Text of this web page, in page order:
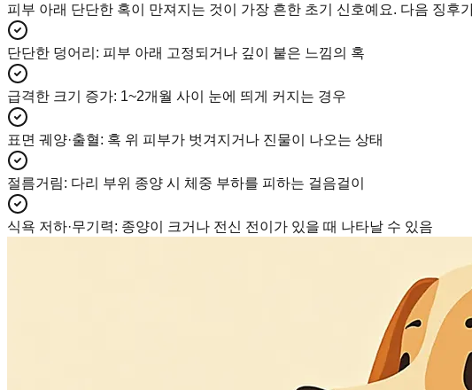
피부 아래 단단한 혹이 만져지는 것이 가장 흔한 초기 신호예요. 다음 징후
단단한 덩어리 : 피부 아래 고정되거나 깊이 붙은 느낌의 혹
급격한 크기 증가: 1~2개월 사이 눈에 띄게 커지는 경우
표면 궤양·출혈: 혹 위 피부가 벗겨지거나 진물이 나오는 상태
절름거림: 다리 부위 종양 시 체중 부하를 피하는 걸음걸이
식욕 저하·무기력: 종양이 크거나 전신 전이가 있을 때 나타날 수 있음